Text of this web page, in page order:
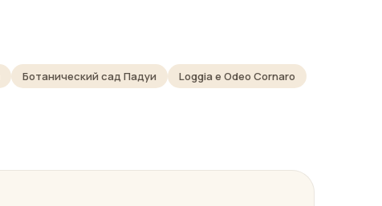
Ботанический сад Падуи
Loggia e Odeo Cornaro